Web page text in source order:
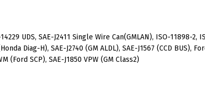
UDS, SAE-J2411 Single Wire Can(GMLAN), ISO-11898-
Diag-H), SAE-J2740 (GM ALDL), SAE-J1567 (CCD BUS),
(Ford SCP), SAE-J1850 VPW (GM Class2)